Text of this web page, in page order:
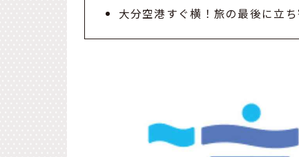
大分空港すぐ横！旅の最後に立